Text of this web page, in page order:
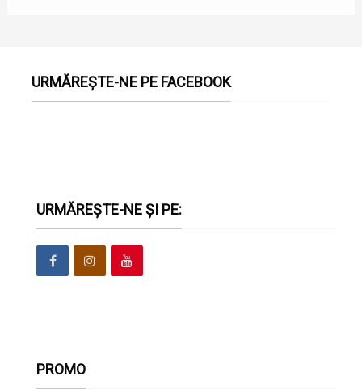
URMĂREȘTE-NE PE FACEBOOK
URMĂREȘTE-NE ȘI PE:
PROMO